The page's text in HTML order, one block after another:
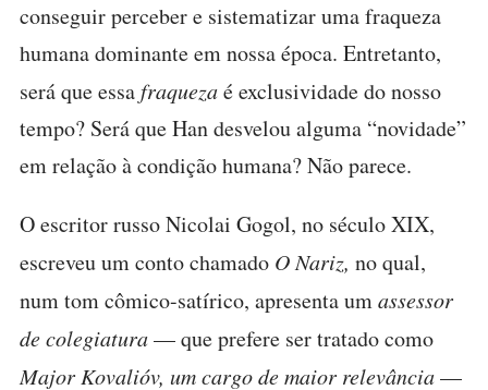
conseguir perceber e sistematizar uma fraqueza
humana dominante em nossa época. Entretanto,
será que essafraquezaé exclusividade do nosso
tempo? Será que Han desvelou alguma “novidade”
em relação à condição humana? Não parece.
O escritor russo Nicolai Gogol, no século XIX,
escreveu um conto chamado O Nariz, no qual,
num tom cômico-satírico, apresenta umassessor
de colegiatura— que prefere ser tratado como
Major Kovalióv, um cargo de maior relevância—